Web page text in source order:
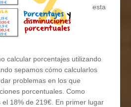
esta
calcular porcentajes utilizando
sepamos cómo calcularlos
problemas en los que
porcentuales. Como
18% de 219€. En primer lugar